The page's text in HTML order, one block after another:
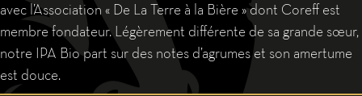
avec l’Association « De La Terre à la Bière » dont Coreff est
membre fondateur. Légèrement différente de sa grande sœur,
notre IPA Bio part sur des notes d’agrumes et son amertume
est douce.